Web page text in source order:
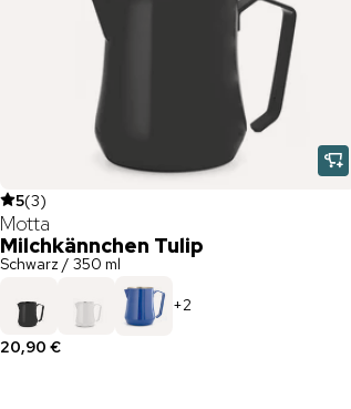
5(3)
Motta
Milchkännchen Tulip
Schwarz / 350 ml
+2
20,90 €